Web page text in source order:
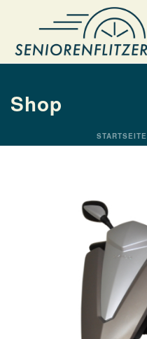
Shop
STARTSEITE